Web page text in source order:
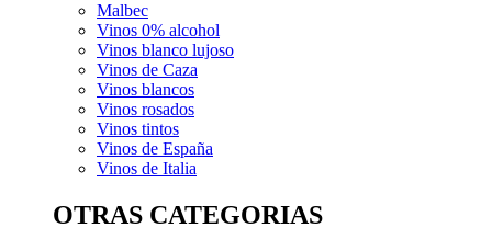
Malbec
Vinos 0% alcohol
Vinos blanco lujoso
Vinos de Caza
Vinos blancos
Vinos rosados
Vinos tintos
Vinos de España
Vinos de Italia
OTRAS CATEGORIAS